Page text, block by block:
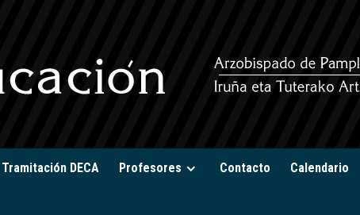
Tramitación DECA Profesores Contacto Calendario